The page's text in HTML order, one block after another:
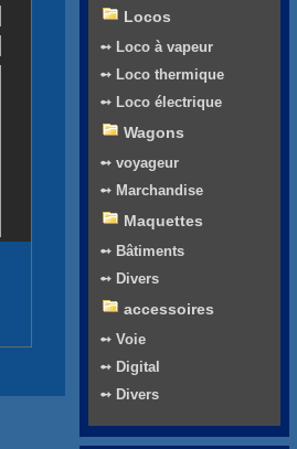
Locos
➻ Loco à vapeur
➻ Loco thermique
➻ Loco électrique
Wagons
➻ voyageur
➻ Marchandise
Maquettes
➻ Bâtiments
➻ Divers
accessoires
➻ Voie
➻ Digital
➻ Divers